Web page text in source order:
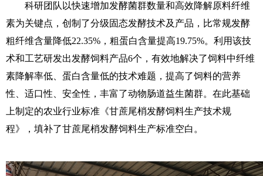
科研团队以快速增加发酵菌群数量和高效降解原料纤维
素为关键点，创制了分级固态发酵技术及产品，比常规发酵
粗纤维含量降低22.35%，粗蛋白含量提高19.75%。利用该技
术和工艺研发出发酵饲料产品6个，有效地解决了饲料中纤维
素降解率低、蛋白含量低的技术难题，提高了饲料的营养
性、适口性、安全性，丰富了动物肠道益生菌群。在此基础
上制定的农业行业标准《甘蔗尾梢发酵饲料生产技术规
程》，填补了甘蔗尾梢发酵饲料生产标准空白。